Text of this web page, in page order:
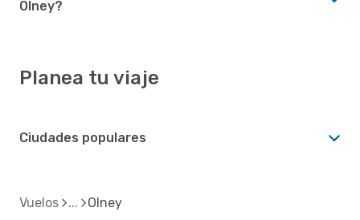
Olney?
Planea tu viaje
Ciudades populares
Vuelos Olney